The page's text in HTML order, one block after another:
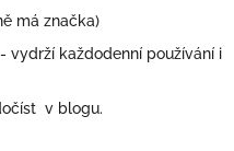
má značka)
vydrží každodenní používání i
v blogu.